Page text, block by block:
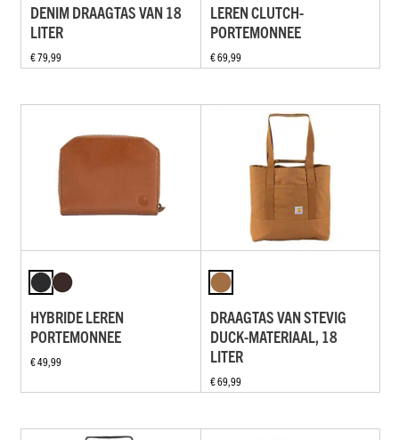
DENIM DRAAGTAS VAN 18
LITER
€ 79,99
LEREN CLUTCH-
PORTEMONNEE
€ 69,99
HYBRIDE LEREN
PORTEMONNEE
€ 49,99
DRAAGTAS VAN STEVIG
DUCK-MATERIAAL, 18
LITER
€ 69,99